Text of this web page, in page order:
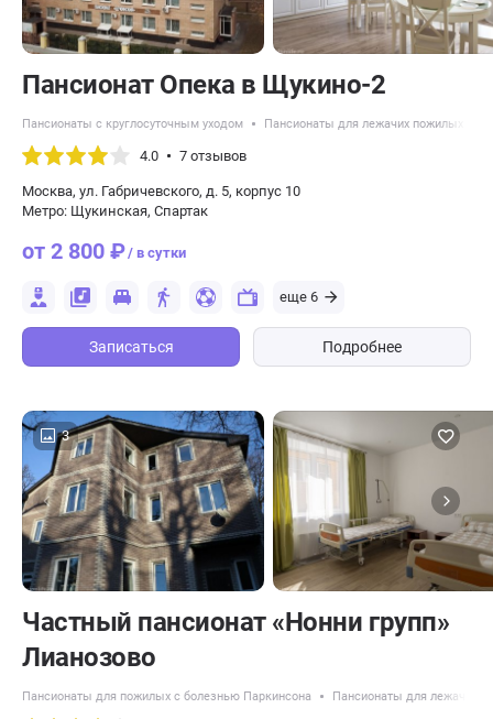
Пансионат Опека в Щукино-2
Пансионаты с круглосуточным уходом Пансионаты для лежачих пожилых
4.0 7 отзывов
Москва, ул. Габричевского, д. 5, корпус 10
Метро: Щукинская, Спартак
от 2 800 ₽/ в сутки
еще 6
Записаться Подробнее
3
Частный пансионат «Нонни групп»
Лианозово
Пансионаты для пожилых с болезнью Паркинсона Пансионаты для лежачих